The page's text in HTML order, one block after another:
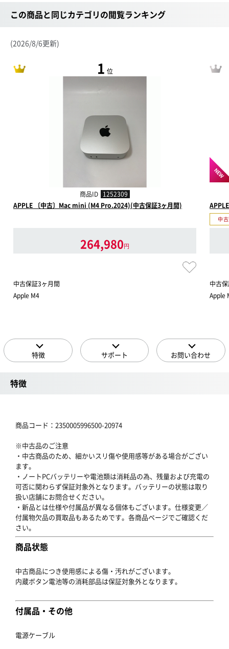
この商品と同じカテゴリの閲覧ランキング
(2026/8/6更新)
1 位
商品ID 1252309
APPLE 〔中古〕Mac mini (M4 Pro.2024)(中古保証3ヶ月間)
264,980円
中古保証3ヶ月間
Apple M4
NEW
中
中古
Apple
特徴 サポート お問い合わせ
特徴
商品コード：2350005996500-20974
※中古品のご注意
・中古商品のため、細かいスリ傷や使用感等がある場合がござい
ます。
・ノートPCバッテリーや電池類は消耗品の為、残量および充電の
可否に関わらず保証対象外となります。バッテリーの状態は取り
扱い店舗にお問合せください。
・新品とは仕様や付属品が異なる個体もございます。仕様変更／
付属物欠品の買取品もあるためです。各商品ページでご確認くだ
さい。
商品状態
中古商品につき使用感による傷・汚れがございます。
内蔵ボタン電池等の消耗部品は保証対象外となります。
付属品・その他
電源ケーブル